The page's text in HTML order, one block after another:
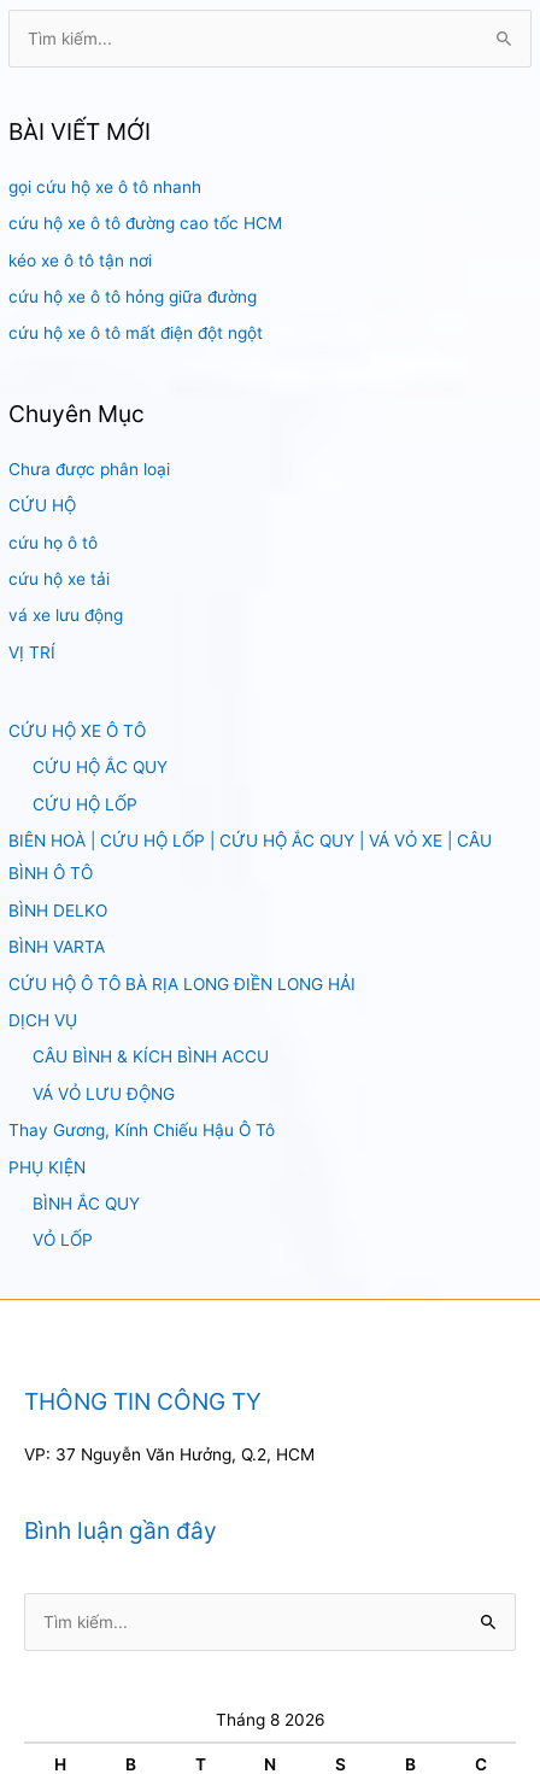
k
ế
m
:
BÀI VIẾT MỚI
gọi cứu hộ xe ô tô nhanh
cứu hộ xe ô tô đường cao tốc HCM
kéo xe ô tô tận nơi
cứu hộ xe ô tô hỏng giữa đường
cứu hộ xe ô tô mất điện đột ngột
Chuyên Mục
Chưa được phân loại
CỨU HỘ
cứu họ ô tô
cứu hộ xe tải
vá xe lưu động
VỊ TRÍ
CỨU HỘ XE Ô TÔ
CỨU HỘ ẮC QUY
CỨU HỘ LỐP
BIÊN HOÀ | CỨU HỘ LỐP | CỨU HỘ ẮC QUY | VÁ VỎ XE | CÂU
BÌNH Ô TÔ
BÌNH DELKO
BÌNH VARTA
CỨU HỘ Ô TÔ BÀ RỊA LONG ĐIỀN LONG HẢI
DỊCH VỤ
CÂU BÌNH & KÍCH BÌNH ACCU
VÁ VỎ LƯU ĐỘNG
Thay Gương, Kính Chiếu Hậu Ô Tô
PHỤ KIỆN
BÌNH ẮC QUY
VỎ LỐP
Văn
Thụ
THÔNG TIN CÔNG TY
VP: 37 Nguyễn Văn Hưởng, Q.2, HCM
Bình luận gần đây
kiếm:
Tháng 8 2026
H B T N S B C